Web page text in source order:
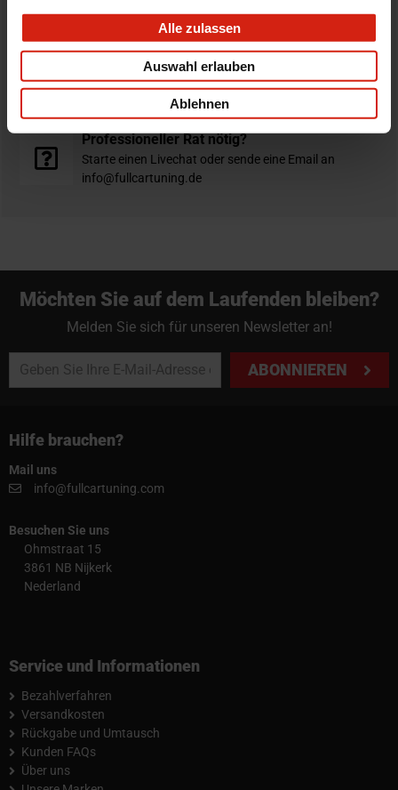
Alle zulassen
Auswahl erlauben
Ablehnen
verschickt am selben Tag
Nicht zufrieden?
Du hast immer eine 14-tägige Rückgabefrist um deine
Bestellung zurück zu geben.
Professioneller Rat nötig?
Starte einen Livechat oder sende eine Email an
info@fullcartuning.de
Möchten Sie auf dem Laufenden bleiben?
Melden Sie sich für unseren Newsletter an!
ABONNIEREN
Hilfe brauchen?
Mail uns
info@fullcartuning.com
Besuchen Sie uns
Ohmstraat 15
3861 NB Nijkerk
Nederland
Service und Informationen
Bezahlverfahren
Versandkosten
Rückgabe und Umtausch
Kunden FAQs
Über uns